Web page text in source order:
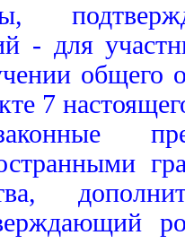
- для
общего
7